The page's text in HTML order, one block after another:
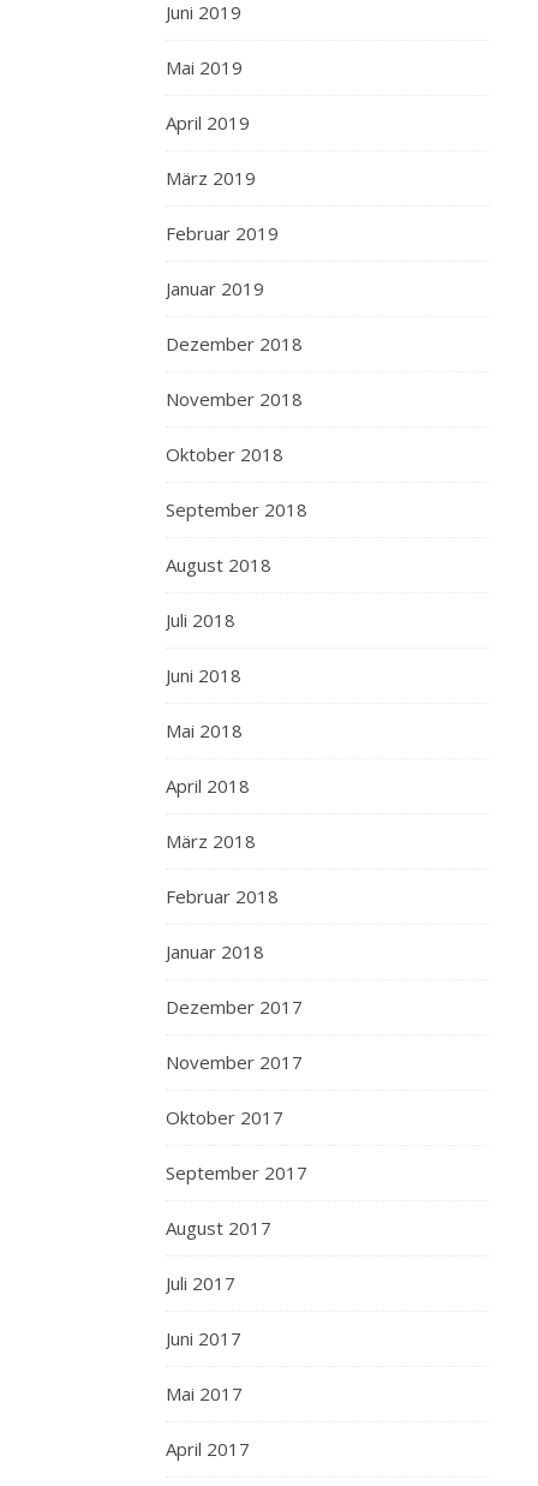
Juni 2019
Mai 2019
April 2019
März 2019
Februar 2019
Januar 2019
Dezember 2018
November 2018
Oktober 2018
September 2018
August 2018
Juli 2018
Juni 2018
Mai 2018
April 2018
März 2018
Februar 2018
Januar 2018
Dezember 2017
November 2017
Oktober 2017
September 2017
August 2017
Juli 2017
Juni 2017
Mai 2017
April 2017